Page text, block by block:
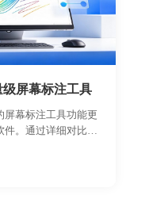
屏幕标注工具
屏幕标注工具功能更
件。通过详细对比两
户选择适合的工
幕画笔在现代办公、